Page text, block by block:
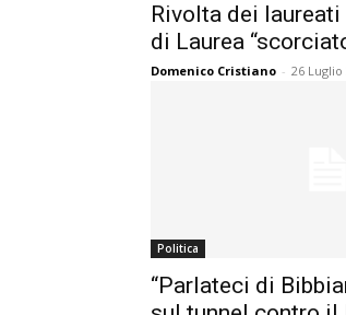
Rivolta dei
di Laurea
Domenico Cristiano - 26 Luglio
Politica
“Parlateci di